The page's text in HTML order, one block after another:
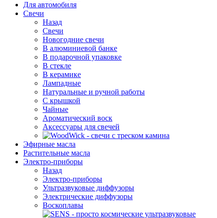
Для автомобиля
Свечи
Назад
Свечи
Новогодние свечи
В алюминиевой банке
В подарочной упаковке
В стекле
В керамике
Лампадные
Натуральные и ручной работы
С крышкой
Чайные
Ароматический воск
Аксессуары для свечей
Эфирные масла
Растительные масла
Электро-приборы
Назад
Электро-приборы
Ультразвуковые диффузоры
Электрические диффузоры
Воскоплавы